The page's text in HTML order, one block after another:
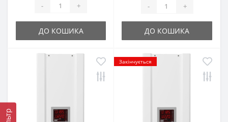
- +
ДО КОШИКА
- +
ДО КОШИКА
Закінчується